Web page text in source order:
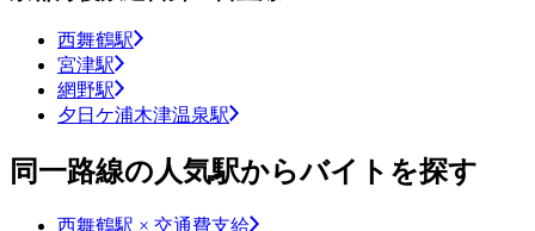
西舞鶴駅
宮津駅
網野駅
夕日ケ浦木津温泉駅
同一路線の人気駅からバイトを探す
西舞鶴駅 × 交通費支給